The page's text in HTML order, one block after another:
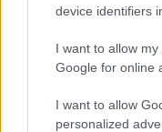
device identifiers
I want to allow
Google for online
I want to allow
personalized